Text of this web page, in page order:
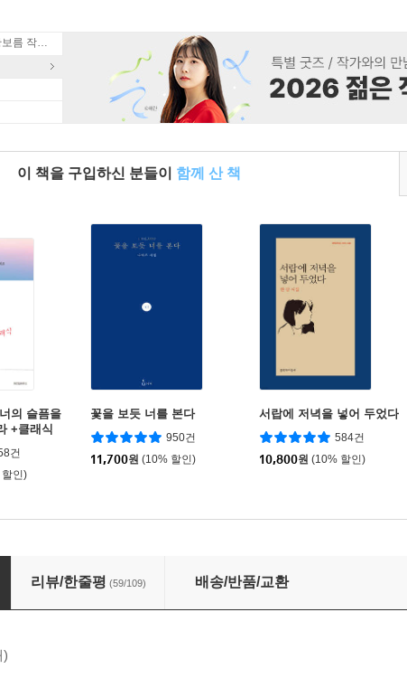
뮤지컬 〈휴남동 서점〉X 황보름 작가 북토크
이 책을 구입하신 분들이 함께 산 책
의 슬픔을
+클래식
건
인)
꽃을 보듯 너를 본다
950건
11,700원 (10% 할인)
서랍에 저녁을 넣어 두었다
584건
10,800원 (10% 할인)
을 가져갈지도 몰라 +플러스
리뷰/한줄평 (59/109) 배송/반품/교환
)